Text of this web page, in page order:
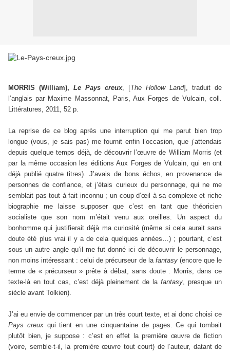
MORRIS (William), Le Pays creux, [The Hollow Land], traduit de
l’anglais par Maxime Massonnat, Paris, Aux Forges de Vulcain, coll.
Littératures, 2011, 52 p.
La reprise de ce blog après une interruption qui me parut bien trop
longue (vous, je sais pas) me fournit enfin l’occasion, que j’attendais
depuis quelque temps déjà, de découvrir l’œuvre de William Morris (et
par la même occasion les éditions Aux Forges de Vulcain, qui en ont
déjà publié quatre titres). J’avais de bons échos, en provenance de
personnes de confiance, et j’étais curieux du personnage, qui ne me
semblait pas tout à fait inconnu ; un coup d’œil à sa complexe et riche
biographie me laisse supposer que c’est en tant que théoricien
socialiste que son nom m’était venu aux oreilles. Un aspect du
bonhomme qui justifierait déjà ma curiosité (même si cela aurait sans
doute été plus vrai il y a de cela quelques années…) ; pourtant, c’est
sous un autre angle qu’il me fut donné ici de découvrir le personnage,
non moins intéressant : celui de précurseur de la fantasy(encore que le
terme de « précurseur » prête à débat, sans doute : Morris, dans ce
texte-là en tout cas, c’est déjà pleinement de la fantasy, presque un
siècle avant Tolkien).
J’ai eu envie de commencer par un très court texte, et ai donc choisi ce
Pays creuxqui tient en une cinquantaine de pages. Ce qui tombait
plutôt bien, je suppose : c’est en effet la première œuvre de fiction
(voire, semble-t-il, la première œuvre tout court) de l’auteur, datant de